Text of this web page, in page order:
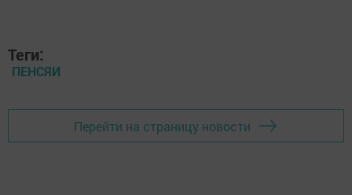
Теги:
ПЕНСЯИ
Перейти на страницу новости